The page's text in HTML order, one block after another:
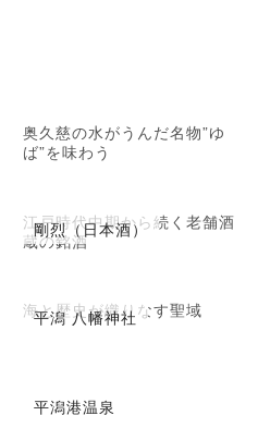
奥久慈の水がうんだ名物”ゆ
ば”を味わう
剛烈（日本酒）
江戸時代中期から続く老舗酒
蔵の銘酒
平潟 八幡神社
海と歴史が織りなす聖域
平潟港温泉